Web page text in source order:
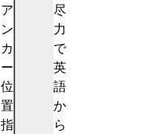
尽
力
で
英
語
か
ら
ア
ン
カ
ー
位
置
指